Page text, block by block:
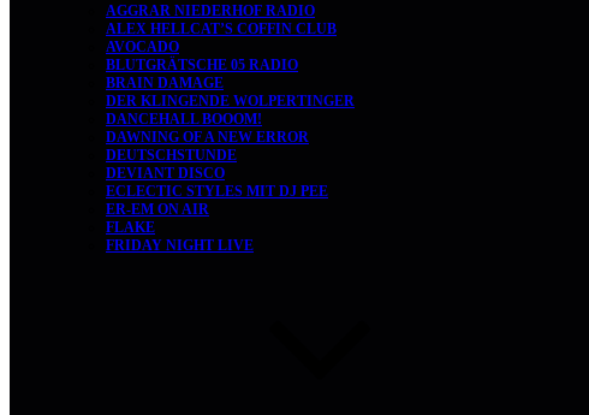
AGGRAR NIEDERHOF RADIO
ALEX HELLCAT’S COFFIN CLUB
AVOCADO
BLUTGRÄTSCHE 05 RADIO
BRAIN DAMAGE
DER KLINGENDE WOLPERTINGER
DANCEHALL BOOOM!
DAWNING OF A NEW ERROR
DEUTSCHSTUNDE
DEVIANT DISCO
ECLECTIC STYLES MIT DJ PEE
ER-EM ON AIR
FLAKE
FRIDAY NIGHT LIVE